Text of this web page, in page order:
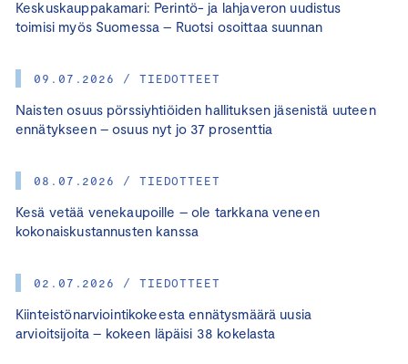
Keskuskauppakamari: Perintö- ja lahjaveron uudistus
toimisi myös Suomessa – Ruotsi osoittaa suunnan
09.07.2026 / TIEDOTTEET
Naisten osuus pörssiyhtiöiden hallituksen jäsenistä uuteen
ennätykseen – osuus nyt jo 37 prosenttia
08.07.2026 / TIEDOTTEET
Kesä vetää venekaupoille – ole tarkkana veneen
kokonaiskustannusten kanssa
02.07.2026 / TIEDOTTEET
Kiinteistönarviointikokeesta ennätysmäärä uusia
arvioitsijoita – kokeen läpäisi 38 kokelasta